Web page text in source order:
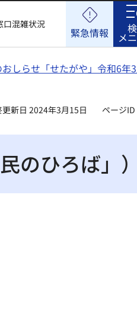
口混雑状況
緊急情報 メ
おしらせ「せたがや」令和6年
更新日 2024年3月15日 ページ
のひろば」）